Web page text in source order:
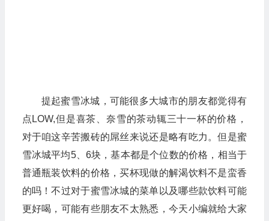
提起蜜雪冰城，可能很多大城市的朋友都觉得有
点LOW,但是喜茶、奈雪的茶动辄三十一杯的价格，
对于咱这辛苦搬砖的屌丝来说还是略有吃力。但是蜜
雪冰城平均5、6块，基本都是个位数的价格，相当于
普通瓶装饮料的价格，买杯现做的解渴饮料不是蛮香
的吗！不过对于蜜雪冰城的菜单以及哪些款饮料可能
更好喝，可能有些朋友不太熟悉，今天小编就给大家